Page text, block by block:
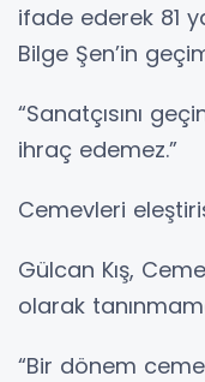
ifade ederek 81
Bilge Şen’in
“Sanatçısını
ihraç edemez.”
Cemevleri
Gülcan Kış,
olarak
“Bir dönem